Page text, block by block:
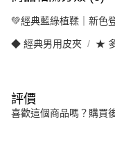
💚經典藍綠植鞣｜新色
◆ 經典男用皮夾 ★
評價
喜歡這個商品嗎？購買